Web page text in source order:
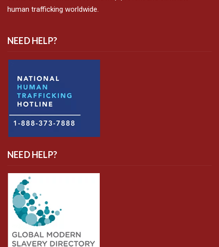
human trafficking worldwide.
NEED HELP?
NEED HELP?